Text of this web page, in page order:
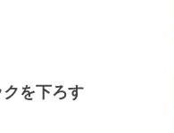
クを下ろす